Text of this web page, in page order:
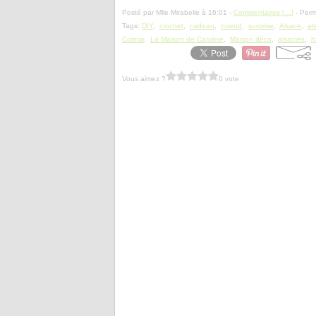
Posté par Mlle Mirabelle à 16:01 - Commentaires [ ] -
Tags: DIY crochet cadeau noeud surprise Alsace
Colmar, La Maison de Caroline Maison déco alsacien
Vous aimez ? 0 vote